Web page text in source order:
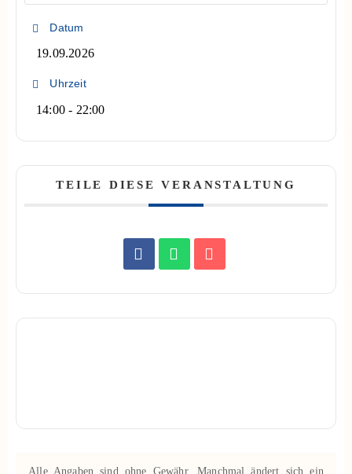
Datum
19.09.2026
Uhrzeit
14:00 - 22:00
TEILE DIESE VERANSTALTUNG
Alle Angaben sind ohne Gewähr. Manchmal ändert sich ein